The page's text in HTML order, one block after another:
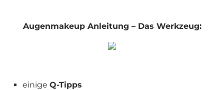
Augenmakeup Anleitung – Das Werkzeug:
einige Q-Tipps